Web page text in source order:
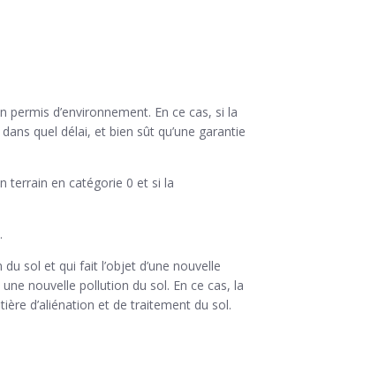
d’environnement. En ce cas, si la
quel délai, et bien sût qu’une garantie
terrain en catégorie 0 et si la
sol et qui fait l’objet d’une nouvelle
nouvelle pollution du sol. En ce cas, la
d’aliénation et de traitement du sol.